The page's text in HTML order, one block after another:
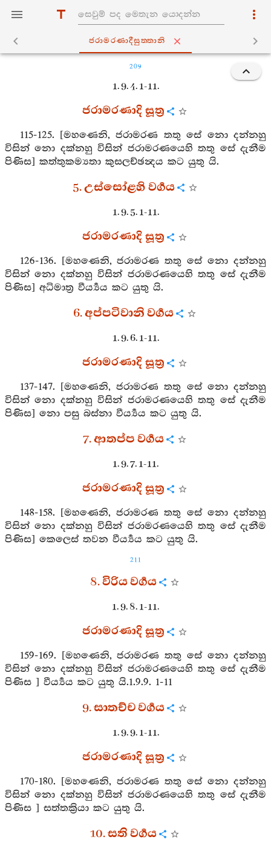
ජරාමරණාදීසුත‍්තානි
209
1. 9. 4. 1-11.
ජරාමරණාදි සූත්‍ර
115-125. [මහණෙනි, ජරාමරණ තතු සේ නො දන්නහු
විසින් නො දක්නහු විසින් ජරාමරණයෙහි තතු සේ දැනීම
පිණිස] කත්තුකම්‍යතා කුසලච්ඡන්‍දය කට යුතු යි.
5. උස්සෝළහි වර්‍ගය
1. 9. 5. 1-11.
ජරාමරණාදි සූත්‍ර
126-136. [මහණෙනි, ජරාමරණ තතු සේ නො දන්නහු
විසින් නො දක්නහු විසින් ජරාමරණයෙහි තතු සේ දැනීම
පිණිස] අධිමාත්‍ර වීර්‍ය්‍යය කට යුතු යි.
6. අප්පටිවානි වර්‍ගය
1. 9. 6. 1-11.
ජරාමරණාදි සූත්‍ර
137-147. [මහණෙනි, ජරාමරණ තතු සේ නො දන්නහු
විසින් නො දක්නහු විසින් ජරාමරණයෙහි තතු සේ දැනීම
පිණිස] නො පසු බස්නා වීර්‍ය්‍යය කට යුතු යි.
7. ආතප්ප වර්‍ගය
1. 9. 7. 1-11.
ජරාමරණාදි සූත්‍ර
148-158. [මහණෙනි, ජරාමරණ තතු සේ නො දන්නහු
විසින් නො දක්නහු විසින් ජරාමරණයෙහි තතු සේ දැනීම
පිණිස] කෙලෙස් තවන වීර්‍ය්‍යය කට යුතු යි.
211
8. විරිය වර්‍ගය
1. 9. 8. 1-11.
ජරාමරණාදි සූත්‍ර
159-169. [මහණෙනි, ජරාමරණ තතු සේ නො දන්නහු
විසින් නො දක්නහු විසින් ජරාමරණයෙහි තතු සේ දැනීම
පිණිස ] වීර්‍ය්‍යය කට යුතු යි.1.9.9. 1-11
9. සාතච්ච වර්‍ගය
1. 9. 9. 1-11.
ජරාමරණාදි සූත්‍ර
170-180. [මහණෙනි, ජරාමරණ තතු සේ නො දන්නහු
විසින් නො දක්නහු විසින් ජරාමරණයෙහි තතු සේ දැනීම
පිණිස ] සත්තක්‍රියා කට යුතු යි.
10. සති වර්‍ගය